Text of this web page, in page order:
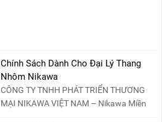
Chính Sách Dành Cho Đại Lý Thang
Nhôm Nikawa
CÔNG TY TNHH PHÁT TRIỂN THƯƠNG
MẠI NIKAWA VIỆT NAM – Nikawa Miền
Bắc: Số 19, Đường Trung ....